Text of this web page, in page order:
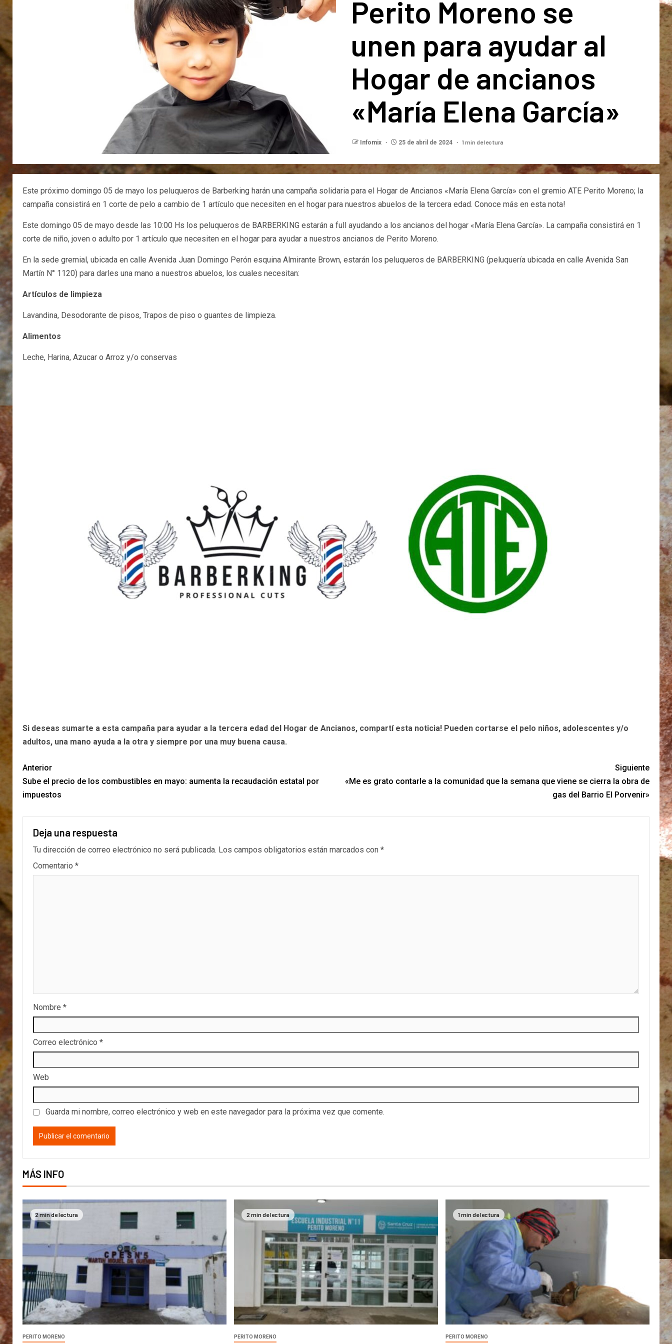
Perito Moreno se
unen para ayudar al
Hogar de ancianos
«María Elena García»
Infomix 25 de abril de 2024 1 min de lectura
Este próximo domingo 05 de mayo los peluqueros de Barberking harán una campaña solidaria para el Hogar de Ancianos «María Elena García» con el gremio ATE Perito Moreno; la
campaña consistirá en 1 corte de pelo a cambio de 1 artículo que necesiten en el hogar para nuestros abuelos de la tercera edad. Conoce más en esta nota!
Este domingo 05 de mayo desde las 10:00 Hs los peluqueros de BARBERKING estarán a full ayudando a los ancianos del hogar «María Elena García». La campaña consistirá en 1
corte de niño, joven o adulto por 1 artículo que necesiten en el hogar para ayudar a nuestros ancianos de Perito Moreno.
En la sede gremial, ubicada en calle Avenida Juan Domingo Perón esquina Almirante Brown, estarán los peluqueros de BARBERKING (peluquería ubicada en calle Avenida San
Martín N° 1120) para darles una mano a nuestros abuelos, los cuales necesitan:
Artículos de limpieza
Lavandina, Desodorante de pisos, Trapos de piso o guantes de limpieza.
Alimentos
Leche, Harina, Azucar o Arroz y/o conservas
Si deseas sumarte a esta campaña para ayudar a la tercera edad del Hogar de Ancianos, compartí esta noticia! Pueden cortarse el pelo niños, adolescentes y/o
adultos, una mano ayuda a la otra y siempre por una muy buena causa.
Anterior
Sube el precio de los combustibles en mayo: aumenta la recaudación estatal por
impuestos
Siguiente
«Me es grato contarle a la comunidad que la semana que viene se cierra la obra de
gas del Barrio El Porvenir»
Deja una respuesta
Tu dirección de correo electrónico no será publicada. Los campos obligatorios están marcados con *
Comentario *
Nombre *
Correo electrónico *
Web
Guarda mi nombre, correo electrónico y web en este navegador para la próxima vez que comente.
MÁS INFO
2 min de lectura
PERITO MORENO
2 min de lectura
PERITO MORENO
1 min de lectura
PERITO MORENO